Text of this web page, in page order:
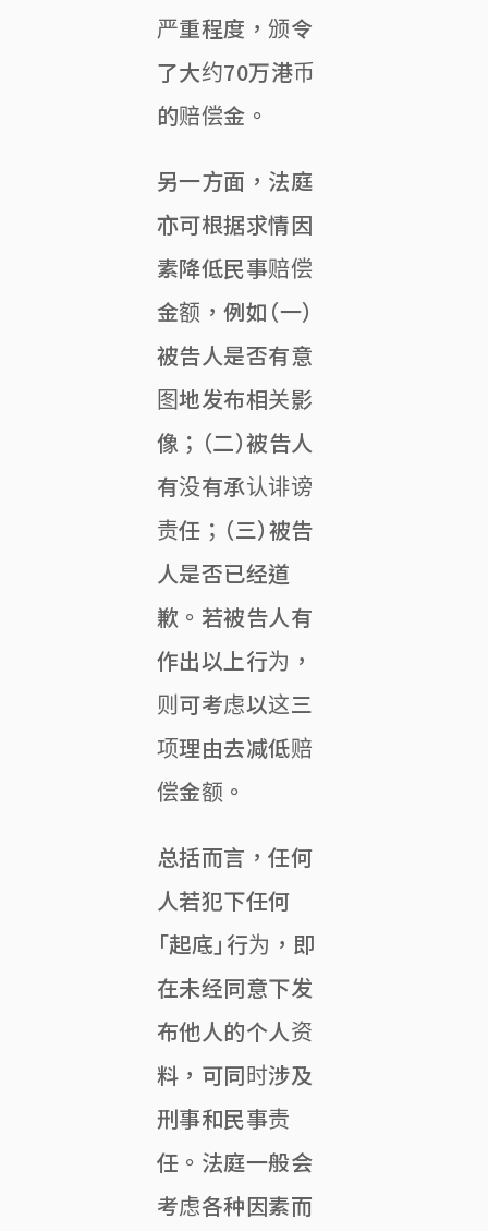
严重程度，颁令
了大约70万港币
的赔偿金。
另一方面，法庭
亦可根据求情因
素降低民事赔偿
金额，例如（一）
被告人是否有意
图地发布相关影
像；（二）被告人
有没有承认诽谤
责任；（三）被告
人是否已经道
歉。若被告人有
作出以上行为，
则可考虑以这三
项理由去减低赔
偿金额。
总括而言，任何
人若犯下任何
「起底」行为，即
在未经同意下发
布他人的个人资
料，可同时涉及
刑事和民事责
任。法庭一般会
考虑各种因素而